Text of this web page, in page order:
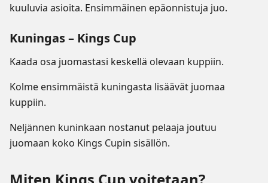
kuuluvia asioita. Ensimmäinen epäonnistuja juo.
Kuningas – Kings Cup
Kaada osa juomastasi keskellä olevaan kuppiin.
Kolme ensimmäistä kuningasta lisäävät juomaa
kuppiin.
Neljännen kuninkaan nostanut pelaaja joutuu
juomaan koko Kings Cupin sisällön.